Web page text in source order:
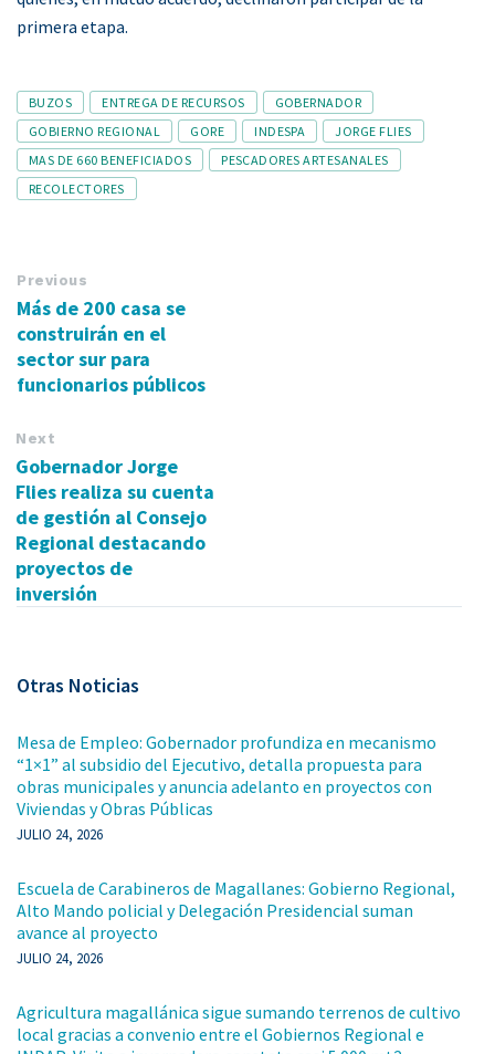
primera etapa.
Tags
BUZOS ENTREGA DE RECURSOS
GOBERNADOR
GOBIERNO REGIONAL
GORE INDESPA
JORGE FLIES
MAS DE 660 BENEFICIADOS
PESCADORES ARTESANALES
RECOLECTORES
Previous
Más de 200 casa se
construirán en el
sector sur para
funcionarios públicos
Next
Gobernador Jorge
Flies realiza su cuenta
de gestión al Consejo
Regional destacando
proyectos de
inversión
Otras Noticias
Mesa de Empleo: Gobernador profundiza en mecanismo
“1×1” al subsidio del Ejecutivo, detalla propuesta para
obras municipales y anuncia adelanto en proyectos con
Viviendas y Obras Públicas
JULIO 24, 2026
Escuela de Carabineros de Magallanes: Gobierno Regional,
Alto Mando policial y Delegación Presidencial suman
avance al proyecto
JULIO 24, 2026
Agricultura magallánica sigue sumando terrenos de cultivo
local gracias a convenio entre el Gobiernos Regional e